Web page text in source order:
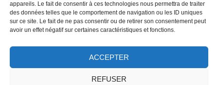
appareils. Le fait de consentir à ces technologies nous permettra de traiter
des données telles que le comportement de navigation ou les ID uniques
sur ce site. Le fait de ne pas consentir ou de retirer son consentement peut
avoir un effet négatif sur certaines caractéristiques et fonctions.
ACCEPTER
REFUSER
PLAN DU SITE MENTIONS LÉGALES